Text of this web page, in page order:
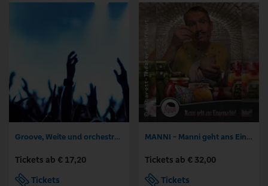
Groove, Weite und orchestrale Kraft
Tickets ab € 17,20
Tickets
MANNI - Manni geht ans Eingemachte
Tickets ab € 32,00
Tickets